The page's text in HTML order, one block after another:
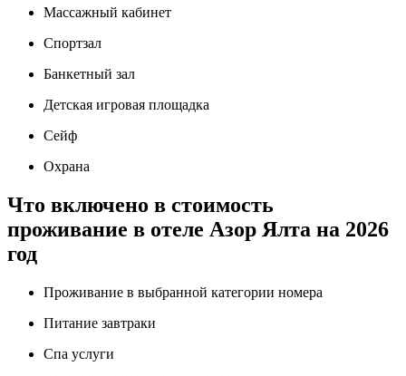
Массажный кабинет
Спортзал
Банкетный зал
Детская игровая площадка
Сейф
Охрана
Что включено в стоимость
проживание в отеле Азор Ялта на 2026
год
Проживание в выбранной категории номера
Питание завтраки
Спа услуги